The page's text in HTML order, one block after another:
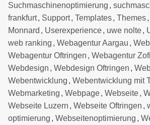
Suchmaschinenoptimierung ,
frankfurt, Support, Templates, Themes,
Monnard , Userexperience, uwe nolte,
web ranking , Webagentur Aargau ,
Webagentur Oftringen , Webagentur
Webdesign , Webdesign Oftringen ,
Webentwicklung , Webentwicklung mit
Webmarketing , Webpage, Webseite,
Webseite Luzern , Webseite Oftringen ,
optimierung , Webseitenoptimierung ,